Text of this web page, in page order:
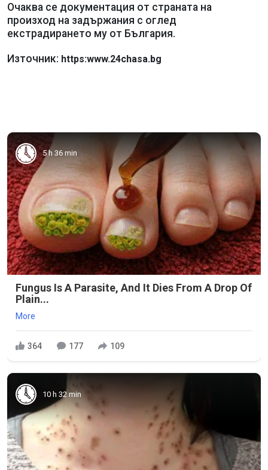
Очаква се документация от страната на
произход на задържания с оглед
екстрадирането му от България.
Източник: https:www.24chasa.bg
5 h 36 min
Fungus Is A Parasite, And It Dies From A Drop Of
Plain...
More
364 177 109
10 h 32 min